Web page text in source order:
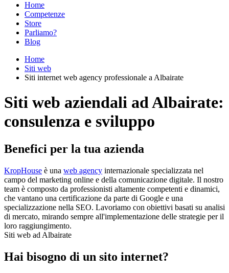
Home
Competenze
Store
Parliamo?
Blog
Home
Siti web
Siti internet web agency professionale a Albairate
Siti web aziendali ad Albairate:
consulenza e sviluppo
Benefici per la tua azienda
KropHouse è una web agency internazionale specializzata nel
campo del marketing online e della comunicazione digitale. Il nostro
team è composto da professionisti altamente competenti e dinamici,
che vantano una certificazione da parte di Google e una
specializzazione nella SEO. Lavoriamo con obiettivi basati su analisi
di mercato, mirando sempre all'implementazione delle strategie per il
loro raggiungimento.
Siti web ad Albairate
Hai bisogno di un sito internet?